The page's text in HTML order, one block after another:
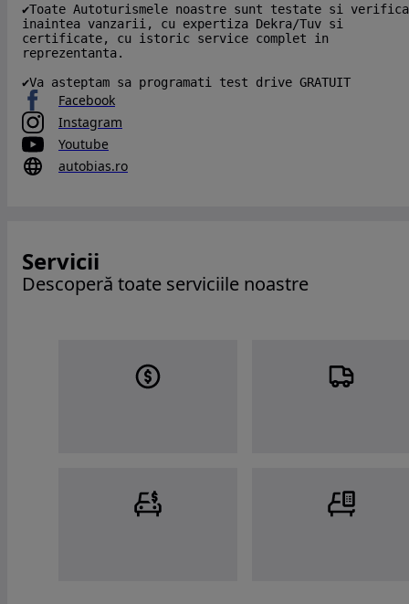
✔Toate Autoturismele noastre sunt testate si
inaintea vanzarii, cu expertiza Dekra/Tuv si
certificate, cu istoric service complet in
reprezentanta.
✔Va asteptam sa programati test drive GRATUIT
Facebook
Instagram
Youtube
autobias.ro
Servicii
Descoperă toate serviciile noastre